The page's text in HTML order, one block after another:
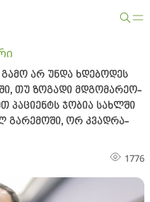
არ უნდა ხდე­ბო­დეს
თუ ზო­გა­დი მდგო­მა­რე­ო­
პაციენტს ჯო­ბია სახ­ლში
გა­რე­მო­ში, ორ კვად­რა­
1776